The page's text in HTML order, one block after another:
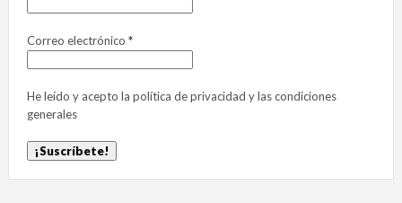
Correo electrónico *
He leído y acepto la política de privacidad y lascondiciones
generales